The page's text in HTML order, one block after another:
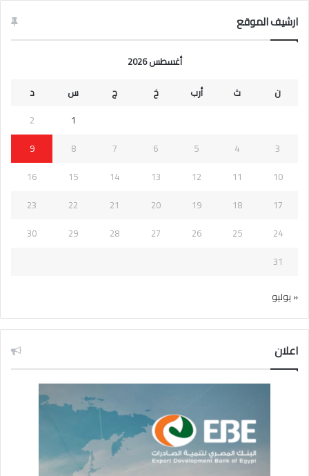
ارشيف الموقع
أغسطس 2026
ن
ث أرب خ ج س
د
1
2
3
4
5
6
7
8
9
10
11
12
13
14
15
16
17
18
19
20
21
22
23
24
25
26
27
28
29
30
31
« يوليو
اعلان